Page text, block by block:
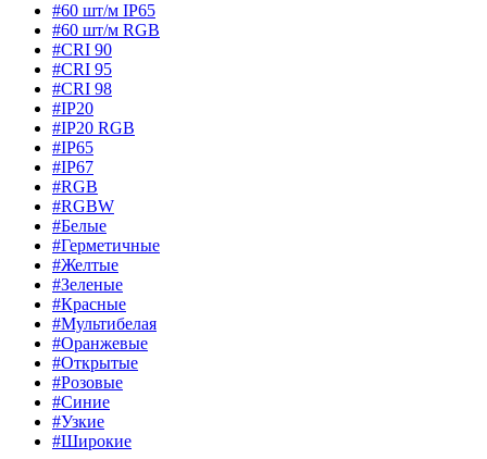
#60 шт/м IP65
#60 шт/м RGB
#CRI 90
#CRI 95
#CRI 98
#IP20
#IP20 RGB
#IP65
#IP67
#RGB
#RGBW
#Белые
#Герметичные
#Желтые
#Зеленые
#Красные
#Мультибелая
#Оранжевые
#Открытые
#Розовые
#Синие
#Узкие
#Широкие